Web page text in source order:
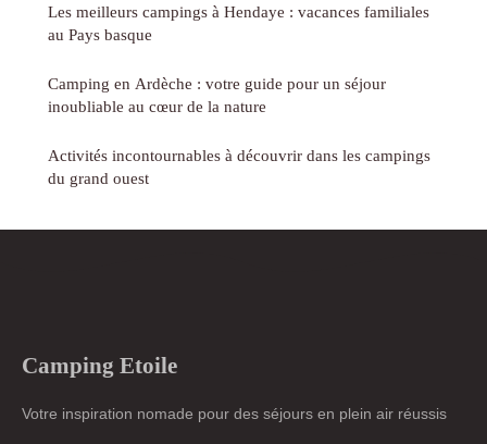
Les meilleurs campings à Hendaye : vacances familiales
au Pays basque
Camping en Ardèche : votre guide pour un séjour
inoubliable au cœur de la nature
Activités incontournables à découvrir dans les campings
du grand ouest
Camping Etoile
Votre inspiration nomade pour des séjours en plein air réussis